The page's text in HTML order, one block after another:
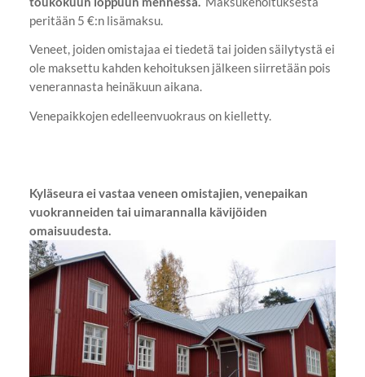
peritään 5 €:n lisämaksu.
Veneet, joiden omistajaa ei tiedetä tai joiden säilytystä ei
ole maksettu kahden kehoituksen jälkeen siirretään pois
venerannasta heinäkuun aikana.
Venepaikkojen edelleenvuokraus on kielletty.
Kyläseura ei vastaa veneen omistajien, venepaikan
vuokranneiden tai uimarannalla kävijöiden
omaisuudesta.